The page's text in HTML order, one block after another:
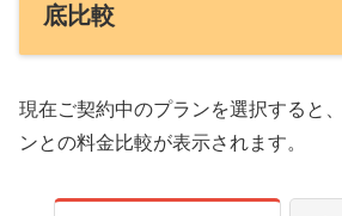
底比較
現在ご契約中のプランを選択すると
ンとの料金比較が表示されます。